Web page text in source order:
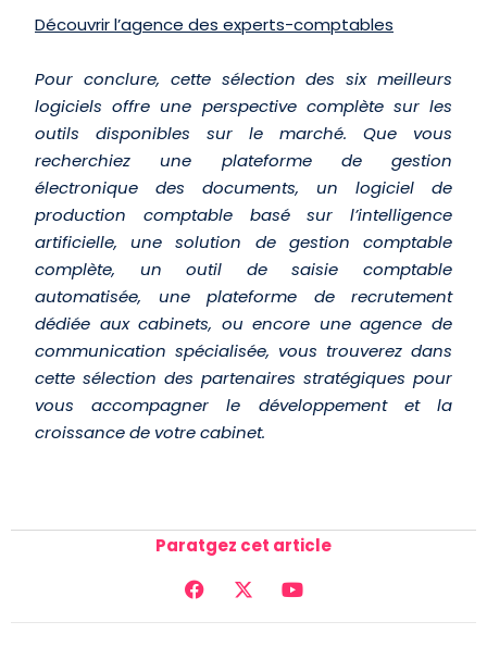
Découvrir l’agence des experts-comptables
Pour conclure, cette sélection des six meilleurs
logiciels offre une perspective complète sur les
outils disponibles sur le marché. Que vous
recherchiez une plateforme de gestion
électronique des documents, un logiciel de
production comptable basé sur l’intelligence
artificielle, une solution de gestion comptable
complète, un outil de saisie comptable
automatisée, une plateforme de recrutement
dédiée aux cabinets, ou encore une agence de
communication spécialisée, vous trouverez dans
cette sélection des partenaires stratégiques pour
vous accompagner le développement et la
croissance de votre cabinet.
Paratgez cet article